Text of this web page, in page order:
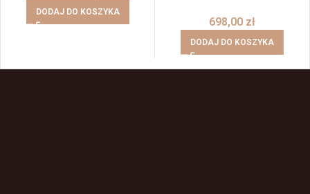
DODAJ DO KOSZYKA
698,00 zł
DODAJ DO KOSZYKA